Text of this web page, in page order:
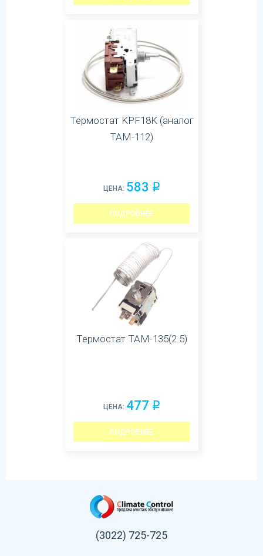
Термостат KPF18K (аналог
ТАМ-112)
ЦЕНА: 583 q
ПОДРОБНЕЕ
Термостат ТАМ-135(2.5)
ЦЕНА: 477 q
ПОДРОБНЕЕ
(3022) 725-725